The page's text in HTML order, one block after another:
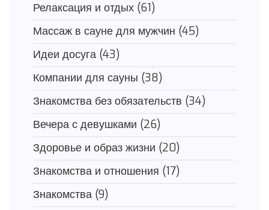
Релаксация и отдых (61)
Массаж в сауне для мужчин (45)
Идеи досуга (43)
Компании для сауны (38)
Знакомства без обязательств (34)
Вечера с девушками (26)
Здоровье и образ жизни (20)
Знакомства и отношения (17)
Знакомства (9)